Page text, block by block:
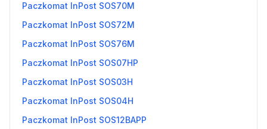
Paczkomat InPost SOS70M
Paczkomat InPost SOS72M
Paczkomat InPost SOS76M
Paczkomat InPost SOS07HP
Paczkomat InPost SOS03H
Paczkomat InPost SOS04H
Paczkomat InPost SOS12BAPP